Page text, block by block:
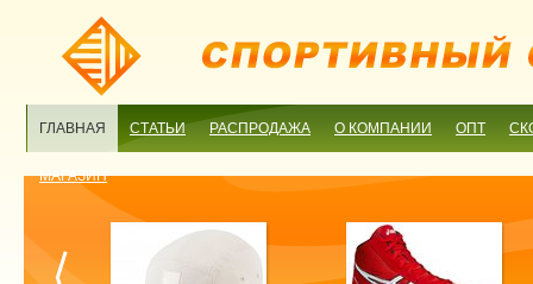
ГЛАВНАЯ СТАТЬИ РАСПРОДАЖА О КОМПАНИИ ОПТ
МАГАЗИН